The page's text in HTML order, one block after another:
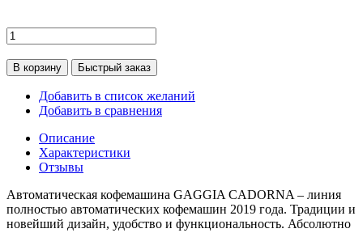
В корзину Быстрый заказ
Добавить в список желаний
Добавить в сравнения
Описание
Характеристики
Отзывы
Автоматическая кофемашина GAGGIA CADORNA – линия
полностью автоматических кофемашин 2019 года. Традиции и
новейший дизайн, удобство и функциональность. Абсолютно